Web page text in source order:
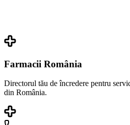
Farmacii România
Directorul tău de încredere pentru
din România.